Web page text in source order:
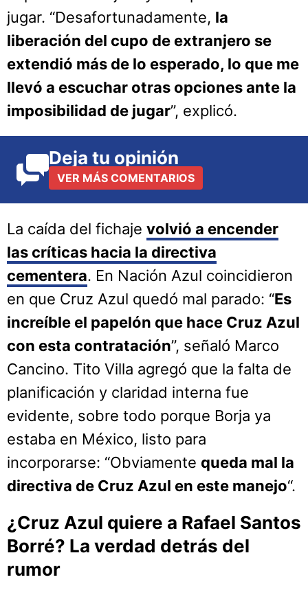
jugar. “Desafortunadamente, la
liberación del cupo de extranjero se
extendió más de lo esperado, lo que me
llevó a escuchar otras opciones ante la
imposibilidad de jugar”, explicó.
Deja tu opinión
VER MÁS COMENTARIOS
La caída del fichaje volvió a encender
las críticas hacia la directiva
cementera. En Nación Azul coincidieron
en que Cruz Azul quedó mal parado: “Es
increíble el papelón que hace Cruz Azul
con esta contratación”, señaló Marco
Cancino. Tito Villa agregó que la falta de
planificación y claridad interna fue
evidente, sobre todo porque Borja ya
estaba en México, listo para
incorporarse: “Obviamente queda mal la
directiva de Cruz Azul en este manejo“.
¿Cruz Azul quiere a Rafael Santos
Borré? La verdad detrás del
rumor